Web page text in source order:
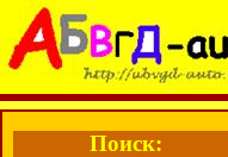
Поиск: